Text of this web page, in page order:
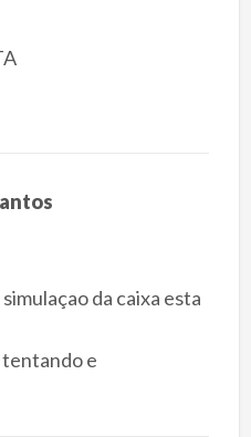
da caixa esta
tentando e